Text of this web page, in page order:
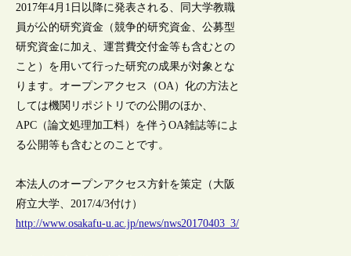
2017年4月1日以降に発表される、同大学教職
員が公的研究資金（競争的研究資金、公募型
研究資金に加え、運営費交付金等も含むとの
こと）を用いて行った研究の成果が対象とな
ります。オープンアクセス（OA）化の方法と
しては機関リポジトリでの公開のほか、
APC（論文処理加工料）を伴うOA雑誌等によ
る公開等も含むとのことです。
本法人のオープンアクセス方針を策定（大阪
府立大学、2017/4/3付け）
http://www.osakafu-u.ac.jp/news/nws20170403_3/